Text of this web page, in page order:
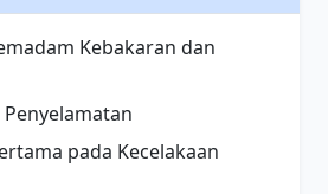
Kebakaran dan
pada Kecelakaan